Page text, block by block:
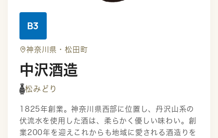
B3
神奈川県・松田町
中沢酒造
松みどり
1825年創業。神奈川県西部に位置し、丹沢山系の
伏流水を使用した酒は、柔らかく優しい味わい。創
業200年を迎えこれからも地域に愛される酒造りを